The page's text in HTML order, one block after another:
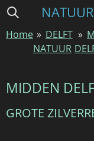
Ga
naar
Home » DELFT
NATUUR
»
MIDDEN
GROTE